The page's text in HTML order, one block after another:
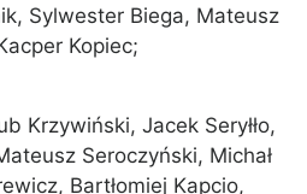
Sylwester Biega, Mateusz
Kopiec;
Krzywiński, Jacek Seryłło,
Seroczyński, Michał
Bartłomiej Kapcio,